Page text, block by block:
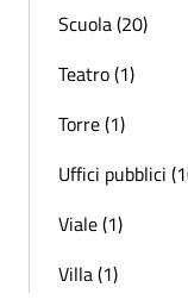
Scuola (20)
Teatro (1)
Torre (1)
Uffici pubblici
Viale (1)
Villa (1)